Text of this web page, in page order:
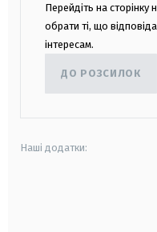
Перейдіть на
обрати ті, що
інтересам.
ДО РОЗСИЛОК
Наші додатки: